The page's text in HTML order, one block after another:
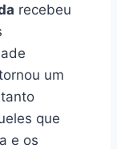
recebeu
um
que
e os